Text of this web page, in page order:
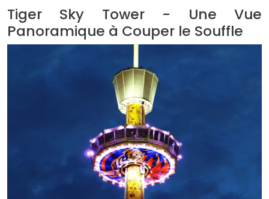
Tiger Sky Tower - Une Vue
Panoramique à Couper le Souffle